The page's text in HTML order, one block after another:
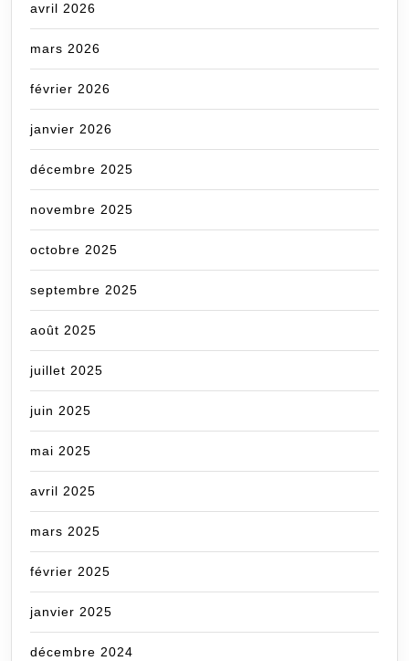
avril 2026
mars 2026
février 2026
janvier 2026
décembre 2025
novembre 2025
octobre 2025
septembre 2025
août 2025
juillet 2025
juin 2025
mai 2025
avril 2025
mars 2025
février 2025
janvier 2025
décembre 2024